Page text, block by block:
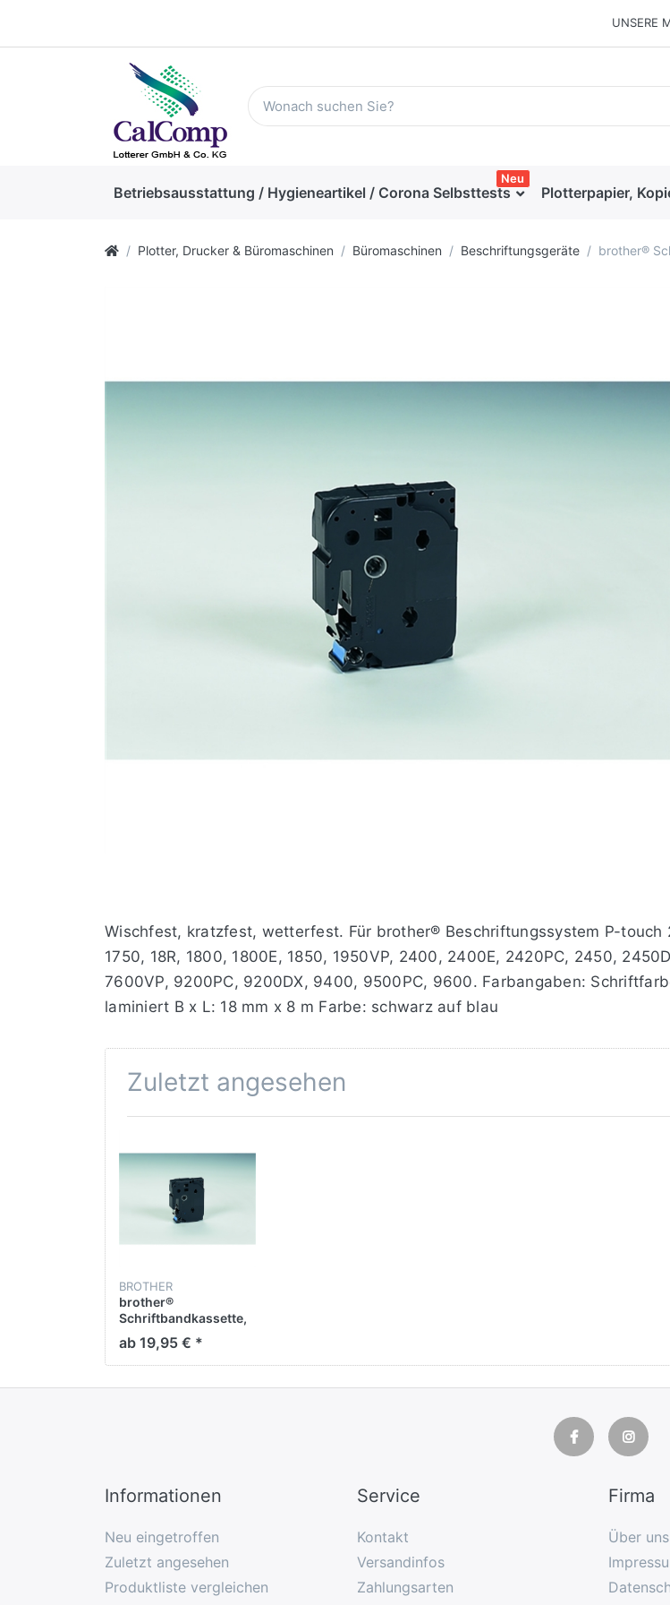
UNSERE
Betriebsausstattung / Hygieneartikel / Corona Selbsttests
Neu
Plotterpapier,
Plotter, Drucker & Büromaschinen Büromaschinen Beschriftungsgeräte brother®
Wischfest, kratzfest, wetterfest. Für brother® Beschriftungssystem P-
1750, 18R, 1800, 1800E, 1850, 1950VP, 2400, 2400E, 2420PC, 2450,
7600VP, 9200PC, 9200DX, 9400, 9500PC, 9600. Farbangaben:
laminiert B x L: 18 mm x 8 m Farbe: schwarz auf blau
Zuletzt angesehen
BROTHER
brother®
Schriftbandkassette,
TZe, laminiert, 18 mm
x 8 m, schwarz auf
blau
ab 19,95 € *
Informationen
Neu eingetroffen
Zuletzt angesehen
Produktliste vergleichen
Service
Kontakt
Versandinfos
Zahlungsarten
Firma
Über uns